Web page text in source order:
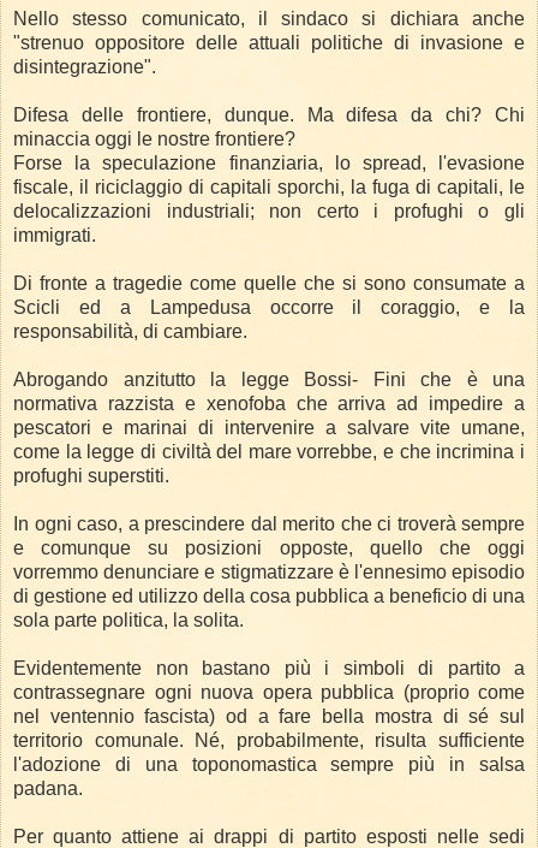
Nello stesso comunicato, il sindaco si dichiara anche
"strenuo oppositore delle attuali politiche di invasione e
disintegrazione".
Difesa delle frontiere, dunque. Ma difesa da chi? Chi
minaccia oggi le nostre frontiere?
Forse la speculazione finanziaria, lo spread, l'evasione
fiscale, il riciclaggio di capitali sporchi, la fuga di capitali, le
delocalizzazioni industriali; non certo i profughi o gli
immigrati.
Di fronte a tragedie come quelle che si sono consumate a
Scicli ed a Lampedusa occorre il coraggio, e la
responsabilità, di cambiare.
Abrogando anzitutto la legge Bossi- Fini che è una
normativa razzista e xenofoba che arriva ad impedire a
pescatori e marinai di intervenire a salvare vite umane,
come la legge di civiltà del mare vorrebbe, e che incrimina i
profughi superstiti.
In ogni caso, a prescindere dal merito che ci troverà sempre
e comunque su posizioni opposte, quello che oggi
vorremmo denunciare e stigmatizzare è l'ennesimo episodio
di gestione ed utilizzo della cosa pubblica a beneficio di una
sola parte politica, la solita.
Evidentemente non bastano più i simboli di partito a
contrassegnare ogni nuova opera pubblica (proprio come
nel ventennio fascista) od a fare bella mostra di sé sul
territorio comunale.
Né, probabilmente, risulta sufficiente
l'adozione di una toponomastica sempre più in salsa
padana.
Per quanto attiene ai drappi di partito esposti nelle sedi